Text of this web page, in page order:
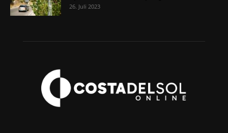
26. Juli 2023